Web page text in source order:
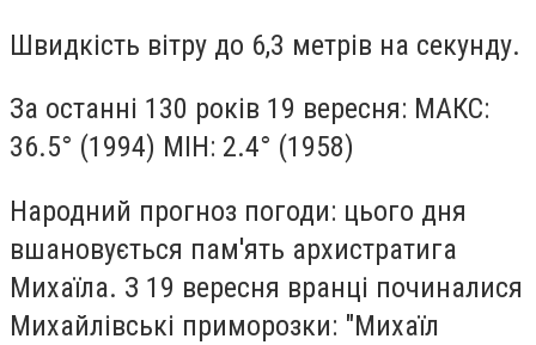
Швидкість вітру до 6,3 метрів на секунду.
За останні 130 років 19 вересня: МАКС:
36.5° (1994) МІН: 2.4° (1958)
Народний прогноз погоди: цього дня
вшановується пам'ять архистратига
Михаїла. З 19 вересня вранці починалися
Михайлівські приморозки: "Михаїл